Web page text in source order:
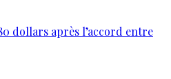
dollars après l’accord entre